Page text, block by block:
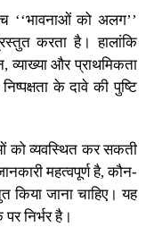
‘‘भावनाओं को अलग’’
करता है। हालांकि
और प्राथमिकता
के दावे की पुष्टि
को व्यवस्थित कर सकती
महत्वपूर्ण है, कौन-
किया जाना चाहिए। यह
निर्भर है।